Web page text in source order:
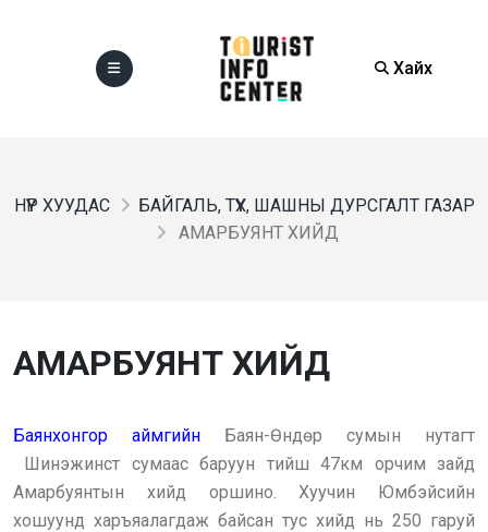
Хайх
НҮҮР ХУУДАС
БАЙГАЛЬ, ТҮҮХ, ШАШНЫ ДУРСГАЛТ ГАЗАР
АМАРБУЯНТ ХИЙД
АМАРБУЯНТ ХИЙД
Баянхонгор аймгийн Баян-Өндөр сумын нутагт
Шинэжинст сумаас баруун тийш 47км орчим зайд
Амарбуянтын хийд оршино. Хуучин Юмбэйсийн
хошуунд харъяалагдаж байсан тус хийд нь 250 гаруй